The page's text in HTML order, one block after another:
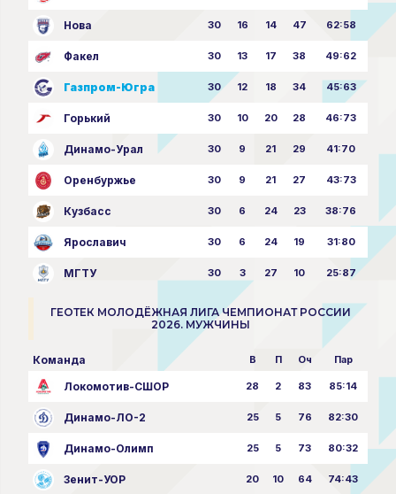
Нова 30 16 14 47 62:58
Факел 30 13 17 38 49:62
Газпром-Югра 30 12 18 34 45:63
Горький 30 10 20 28 46:73
Динамо-Урал 30 9 21 29 41:70
Оренбуржье 30 9 21 27 43:73
Кузбасс 30 6 24 23 38:76
Ярославич 30 6 24 19 31:80
МГТУ 30 3 27 10 25:87
ГЕОТЕК МОЛОДЁЖНАЯ ЛИГА ЧЕМПИОНАТ РОССИИ
2026. МУЖЧИНЫ
Команда В П Оч Пар
Локомотив-СШОР 28 2 83 85:14
Динамо-ЛО-2 25 5 76 82:30
Динамо-Олимп 25 5 73 80:32
Зенит-УОР 20 10 64 74:43